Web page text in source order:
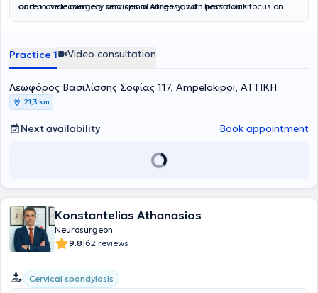
and provide medical services in Athens and Thessaloniki.
care in neurosurgery and spinal surgery, with particular focus on
approaches.
Practice 1 Video consultation
Λεωφόρος Βασιλίσσης Σοφίας 117, Ampelokipoi, ΑΤΤΙΚΗ
21,3 km
Next availability Book appointment
Konstantelias Athanasios
Neurosurgeon
9.8|62 reviews
Cervical spondylosis